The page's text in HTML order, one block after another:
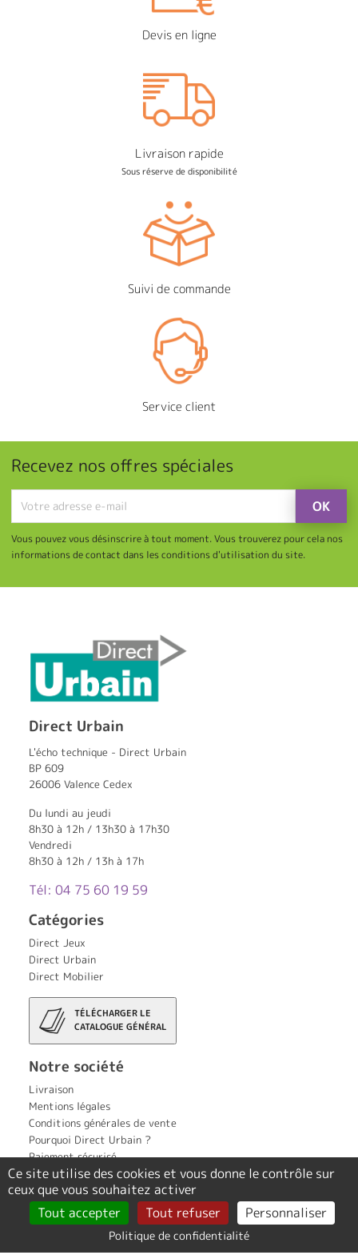
Devis en ligne
Livraison rapide
Sous réserve de disponibilité
Suivi de commande
Service client
Recevez nos offres spéciales
Vous pouvez vous désinscrire à tout moment. Vous trouverez pour cela nos
informations de contact dans les conditions d'utilisation du site.
Direct Urbain
L'écho technique - Direct Urbain
BP 609
26006 Valence Cedex
Du lundi au jeudi
8h30 à 12h / 13h30 à 17h30
Vendredi
8h30 à 12h / 13h à 17h
Tél: 04 75 60 19 59
Catégories
Direct Jeux
Direct Urbain
Direct Mobilier
TÉLÉCHARGER LE
CATALOGUE GÉNÉRAL
Notre société
Livraison
Mentions légales
Conditions générales de vente
Pourquoi Direct Urbain ?
Paiement sécurisé
Contact
Politique de confidentialité
Création Tout Simplement Digital
Ce site utilise des cookies et vous donne le contrôle sur
ceux que vous souhaitez activer
Tout accepter
Tout refuser Personnaliser
Politique de confidentialité